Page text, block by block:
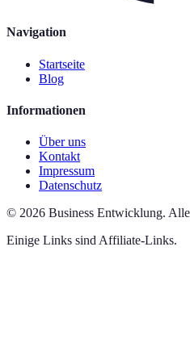
Navigation
Startseite
Blog
Informationen
Über uns
Kontakt
Impressum
Datenschutz
© 2026 Business Entwicklung.
Einige Links sind Affiliate-Links.